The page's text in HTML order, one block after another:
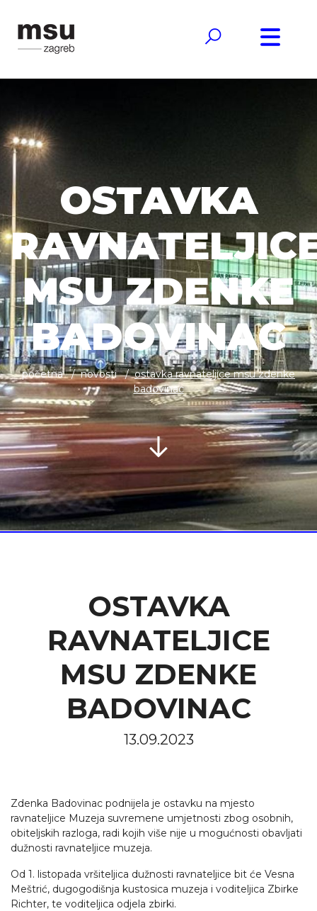
OSTAVKA
MSU ZDENKE
BADOVINAC
početna novosti
ostavka ravnateljice msu zdenke
badovinac
OSTAVKA
RAVNATELJICE
MSU ZDENKE
BADOVINAC
13.09.2023
Zdenka Badovinac podnijela je ostavku na mjesto
ravnateljice Muzeja suvremene umjetnosti zbog osobnih,
obiteljskih razloga, radi kojih više nije u mogućnosti obavljati
dužnosti ravnateljice muzeja.
Od 1. listopada vršiteljica dužnosti ravnateljice bit će Vesna
Meštrić, dugogodišnja kustosica muzeja i voditeljica Zbirke
Richter, te voditeljica odjela zbirki.